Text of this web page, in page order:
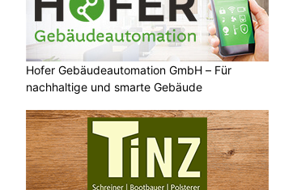
Hofer Gebäudeautomation GmbH – Für
nachhaltige und smarte Gebäude